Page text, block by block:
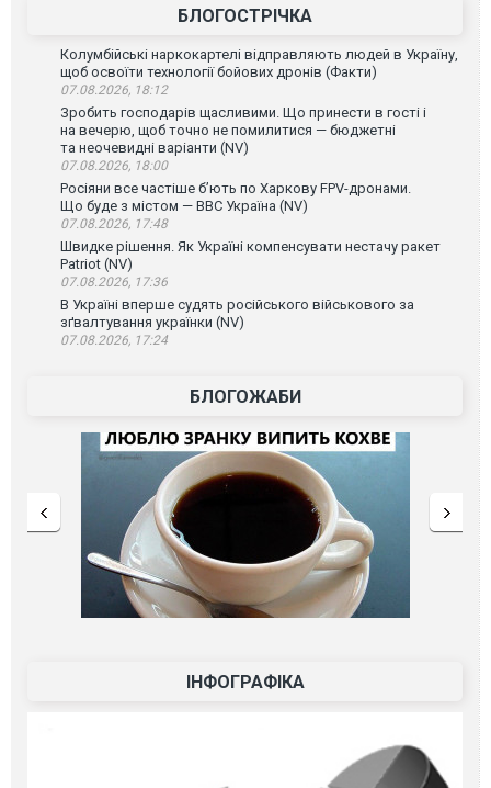
БЛОГОСТРІЧКА
Колумбійські наркокартелі відправляють людей в Україну,
щоб освоїти технології бойових дронів (Факти)
07.08.2026, 18:12
Зробить господарів щасливими. Що принести в гості і
на вечерю, щоб точно не помилитися — бюджетні
та неочевидні варіанти (NV)
07.08.2026, 18:00
Росіяни все частіше бʼють по Харкову FPV-дронами.
Що буде з містом — ВВС Україна (NV)
07.08.2026, 17:48
Швидке рішення. Як Україні компенсувати нестачу ракет
Patriot (NV)
07.08.2026, 17:36
В Україні вперше судять російського військового за
зґвалтування українки (NV)
07.08.2026, 17:24
БЛОГОЖАБИ
ІНФОГРАФІКА